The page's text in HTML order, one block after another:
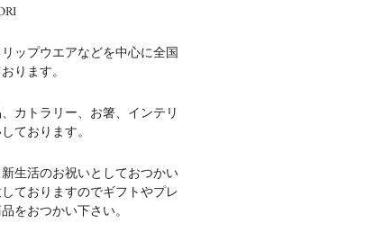
プウエアなどを中心に全国
ります。
カトラリー、お箸、インテリ
ております。
生活のお祝いとしておつかい
ておりますのでギフトやプレ
をおつかい下さい。